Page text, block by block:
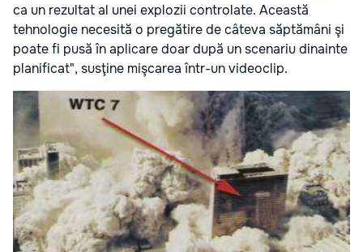
ca un rezultat al unei explozii controlate. Această
tehnologie necesită o pregătire de câteva săptămâni şi
poate fi pusă în aplicare doar după un scenariu dinainte
planificat", susţine mişcarea într-un videoclip.